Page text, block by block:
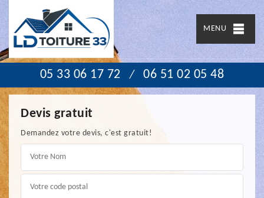
MENU
05 33 06 17 72 / 06 51 02 05 48
Devis gratuit
Demandez votre devis, c'est gratuit!